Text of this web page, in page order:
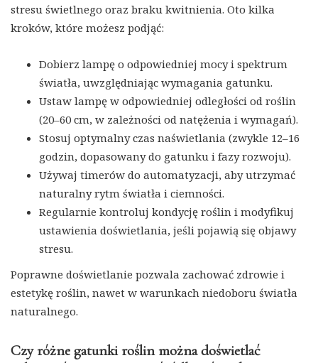
stresu świetlnego oraz braku kwitnienia. Oto kilka
kroków, które możesz podjąć:
Dobierz lampę o odpowiedniej mocy i spektrum
światła, uwzględniając wymagania gatunku.
Ustaw lampę w odpowiedniej odległości od roślin
(20–60 cm, w zależności od natężenia i wymagań).
Stosuj optymalny czas naświetlania (zwykle 12–16
godzin, dopasowany do gatunku i fazy rozwoju).
Używaj timerów do automatyzacji, aby utrzymać
naturalny rytm światła i ciemności.
Regularnie kontroluj kondycję roślin i modyfikuj
ustawienia doświetlania, jeśli pojawią się objawy
stresu.
Poprawne doświetlanie pozwala zachować zdrowie i
estetykę roślin, nawet w warunkach niedoboru światła
naturalnego.
Czy różne gatunki roślin można doświetlać